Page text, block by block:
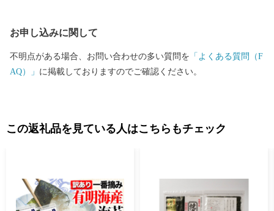
お申し込みに関して
不明点がある場合、お問い合わせの多い質問を 「よくある質問（F
AQ）」 に掲載しておりますのでご確認ください。
この返礼品を見ている人はこちらもチェック